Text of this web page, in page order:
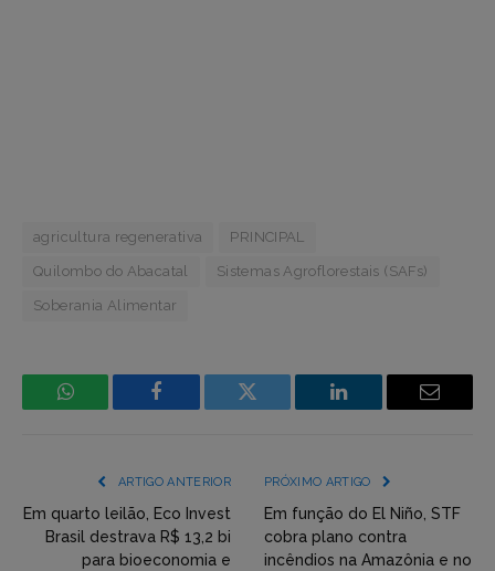
agricultura regenerativa PRINCIPAL
Quilombo do Abacatal Sistemas Agroflorestais (SAFs)
Soberania Alimentar
WhatsApp Facebook
Incorpore
(YouTube,
Twitter,
Flickr
LinkedIn Email
ARTIGO ANTERIOR
Em quarto leilão, Eco Invest
Brasil destrava R$ 13,2 bi
para bioeconomia e
PRÓXIMO ARTIGO
Em função do El Niño, STF
cobra plano contra
incêndios na Amazônia e no